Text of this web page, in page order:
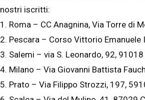
nostri iscritti:
1. Roma – CC Anagnina, Via Torre di
2. Pescara – Corso Vittorio Emanuele
3. Salemi – via S. Leonardo, 92, 91018
4. Milano – Via Giovanni Battista
5. Prato – Via Filippo Strozzi, 197,